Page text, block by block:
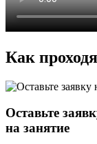
Как
Оставьте
на занятие